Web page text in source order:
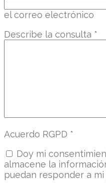
el correo electrónico
Describe la consulta *
Acuerdo RGPD *
Doy mi
almacene la
puedan responder a